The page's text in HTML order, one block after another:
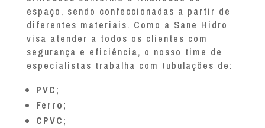
espaço, sendo confeccionadas a partir de
diferentes materiais. Como a Sane Hidro
visa atender a todos os clientes com
segurança e eficiência, o nosso time de
especialistas trabalha com tubulações de:
PVC;
Ferro;
CPVC;